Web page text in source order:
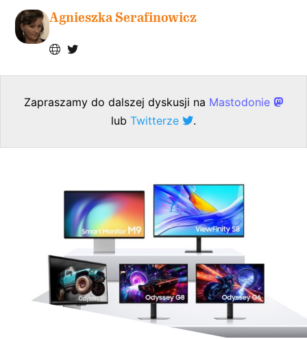
Agnieszka Serafinowicz
Zapraszamy do dalszej dyskusji na Mastodonie
lub Twitterze .